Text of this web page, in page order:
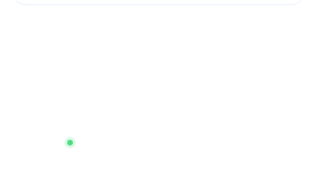
Hemen başlayın, kredi kartı gerekmez